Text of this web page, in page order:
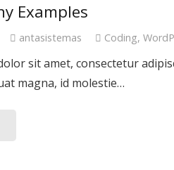
Examples
antasistemas Coding,
sit amet, consectetur
magna, id molestie…